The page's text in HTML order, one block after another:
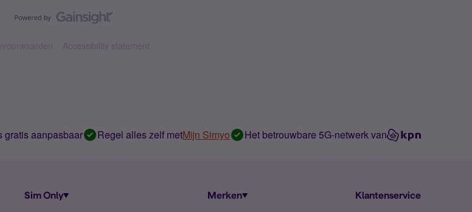
Accessibility statement
gratis aanpasbaar Regel alles zelf metMijn Simyo Het betrouwbare 5G-netwerk van
Sim Only Merken Klantenservice